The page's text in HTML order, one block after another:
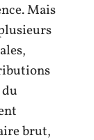
Mais
brut,